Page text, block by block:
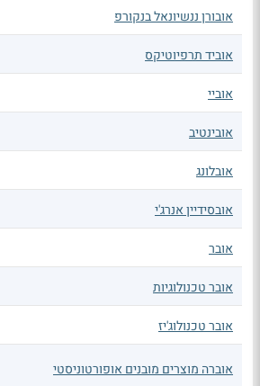
אובורן ננשיונאל בנקורפ
אוביד תרפיוטיקס
אוביי
אובינטיב
אובלונג
אובסידיין אנרג'י
אובר
אובר טכנולוגיות
אובר טכנולוג'יז
אוברה מוצרים מובנים אופורטוניסטי